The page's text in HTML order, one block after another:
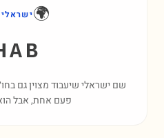
🌍
שם ישראלי שיעבוד מצוין גם
פעם אחת, אבל